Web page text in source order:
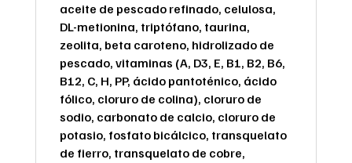
aceite de pescado refinado, celulosa,
DL-metionina, triptófano, taurina,
zeolita, beta caroteno, hidrolizado de
pescado, vitaminas (A, D3, E, B1, B2, B6,
B12, C, H, PP, ácido pantoténico, ácido
fólico, cloruro de colina), cloruro de
sodio, carbonato de calcio, cloruro de
potasio, fosfato bicálcico, transquelato
de fierro, transquelato de cobre,